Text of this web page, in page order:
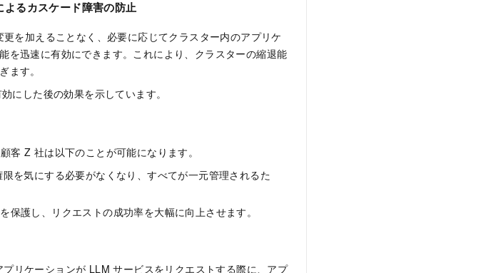
るカスケード障害の防止
を加えることなく、必要に応じてクラスター内のアプリケ
を迅速に有効にできます。これにより、クラスターの縮退能
ます。
にした後の効果を示しています。
客 Z 社は以下のことが可能になります。
を気にする必要がなくなり、すべてが一元管理されるた
護し、リクエストの成功率を大幅に向上させます。
プリケーションが LLM サービスをリクエストする際に、アプ